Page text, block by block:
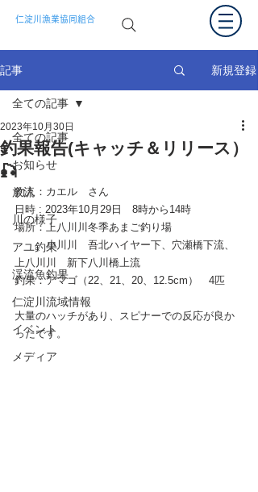
仁淀川漁業協同組合
記事 新規登録
全ての記事
お知らせ
放流
川の様子
アユ釣果
渓流魚釣果
仁淀川流域情報
イベント
メディア
全ての記事
釣果報告(キャッチ＆リリース）
🎣
2023年10月30日
釣人：カエル　さん
日時 : 2023年10月29日　8時から14時
場所：上八川川冬季あまご釣り場
小川川　吾北ハイヤー下、穴瀬橋下流、
上八川川　新下八川橋上流
釣果：アマゴ（22、21、20、12.5cm）　4匹
大量のハッチがあり、スピナーでの反応が良か
ったです。